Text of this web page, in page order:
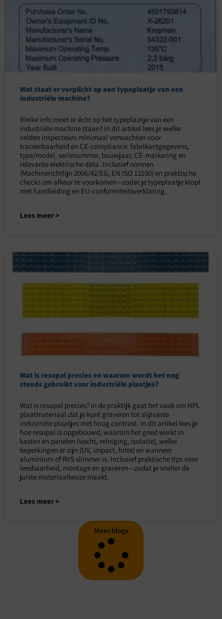
Wat staat er verplicht op een typeplaatje van een
industriële machine?
Welke info moet er écht op het typeplaatje van een
industriële machine staan? In dit artikel lees je welke
velden inspecteurs minimaal verwachten voor
traceerbaarheid en CE-compliance: fabrikantgegevens,
type/model, serienummer, bouwjaar, CE-markering en
relevante elektrische data. Inclusief normen
(Machinerichtlijn 2006/42/EG, EN ISO 12100) en praktische
checks om afkeur te voorkomen—zodat je typeplaatje klopt
met handleiding en EU-conformiteitsverklaring.
Lees meer >
Wat is resopal precies en waarom wordt het nog
steeds gebruikt voor industriële plaatjes?
Wat is resopal precies? In de praktijk gaat het vaak om HPL
plaatmateriaal dat je kunt graveren tot slijtvaste
industriële plaatjes met hoog contrast. In dit artikel lees je
hoe resopal is opgebouwd, waarom het goed werkt in
kasten en panelen (vocht, reiniging, isolatie), welke
beperkingen er zijn (UV, impact, hitte) en wanneer
aluminium of RVS slimmer is. Inclusief praktische tips voor
leesbaarheid, montage en graveren—zodat je sneller de
juiste materiaalkeuze maakt.
Lees meer >
Meer blogs